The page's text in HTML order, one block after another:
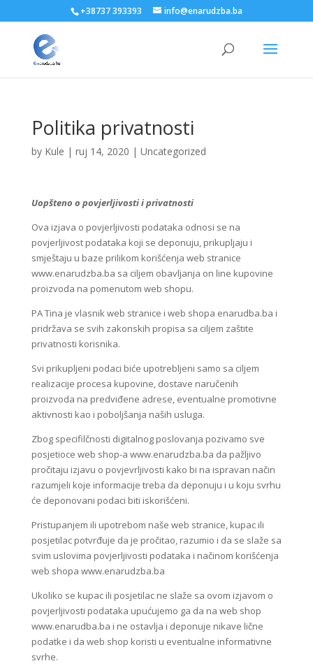
+38737 393393 info@enarudzba.ba
Politika privatnosti
by Kule | ruj 14, 2020 | Uncategorized
Uopšteno o povjerljivosti i privatnosti
Ova izjava o povjerljivosti podataka odnosi se na
povjerljivost podataka koji se deponuju, prikupljaju i
smještaju u baze prilikom korišćenja web stranice
www.enarudzba.ba sa ciljem obavljanja on line kupovine
proizvoda na pomenutom web shopu.
PA Tina je vlasnik web stranice i web shopa enarudba.ba i
pridržava se svih zakonskih propisa sa ciljem zaštite
privatnosti korisnika.
Svi prikupljeni podaci biće upotrebljeni samo sa ciljem
realizacije procesa kupovine, dostave naručenih
proizvoda na predviđene adrese, eventualne promotivne
aktivnosti kao i poboljšanja naših usluga.
Zbog specifilčnosti digitalnog poslovanja pozivamo sve
posjetioce web shop-a www.enarudzba.ba da pažljivo
pročitaju izjavu o povjevrljivosti kako bi na ispravan način
razumjeli koje informacije treba da deponuju i u koju svrhu
će deponovani podaci biti iskorišćeni.
Pristupanjem ili upotrebom naše web stranice, kupac ili
posjetilac potvrđuje da je pročitao, razumio i da se slaže sa
svim uslovima povjerljivosti podataka i načinom korišćenja
web shopa www.enarudzba.ba
Ukoliko se kupac ili posjetilac ne slaže sa ovom izjavom o
povjerljivosti podataka upućujemo ga da na web shop
www.enarudba.ba i ne ostavlja i deponuje nikave lične
podatke i da web shop koristi u eventualne informativne
svrhe.